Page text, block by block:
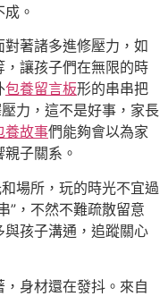
。
著諸多進修壓力，如
讓孩子們在無限的時
包養留言板形的串串把
力，這不是好事，家長
養故事們能夠會以為家
子關系。
場所，玩的時光不宜過
”，不然不難疏散留意
孩子溝通，追蹤關心
身材還在發抖。來自